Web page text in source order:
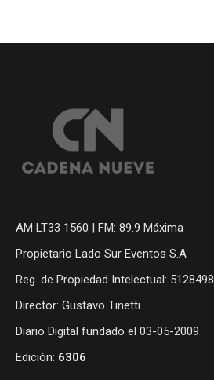
AM LT33 1560 | FM: 89.9 Máxima
Propietario Lado Sur Eventos S.A
Reg. de Propiedad Intelectual: 5128498
Director: Gustavo Tinetti
Diario Digital fundado el 03-05-2009
Edición: 6306